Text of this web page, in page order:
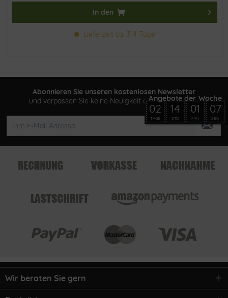
In den
Lieferzeit ca. 3-4 Tage
Abonnieren Sie unseren kostenlosen Newsletter
und verpassen Sie keine Neuigkeit oder Aktion mehr
Wir beraten Sie gern
02
TAGE
14
STD
01
MIN
07
SEK